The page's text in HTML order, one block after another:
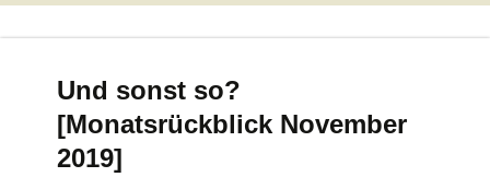
Und sonst so?
[Monatsrückblick November
2019]